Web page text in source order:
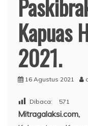
Kapuas
2021.
16 Agustus 2021
Dibaca: 571
Mitragalaksi.com,